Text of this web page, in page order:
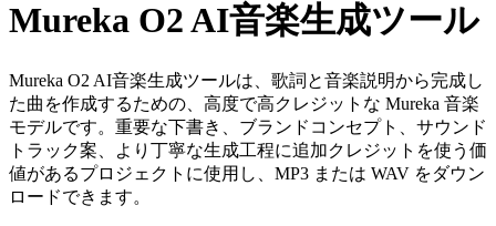
Mureka O2 AI音楽生成ツール
Mureka O2 AI音楽生成ツールは、歌詞と音楽説明から完成し
た曲を作成するための、高度で高クレジットな Mureka 音楽
モデルです。重要な下書き、ブランドコンセプト、サウンド
トラック案、より丁寧な生成工程に追加クレジットを使う価
値があるプロジェクトに使用し、MP3 または WAV をダウン
ロードできます。